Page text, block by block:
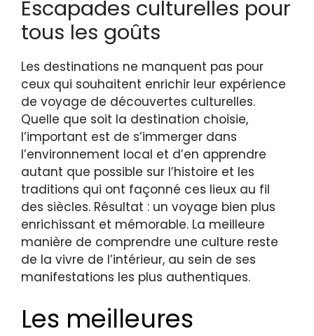
Escapades culturelles pour
tous les goûts
Les destinations ne manquent pas pour
ceux qui souhaitent enrichir leur expérience
de voyage de découvertes culturelles.
Quelle que soit la destination choisie,
l’important est de s’immerger dans
l’environnement local et d’en apprendre
autant que possible sur l’histoire et les
traditions qui ont façonné ces lieux au fil
des siècles. Résultat : un voyage bien plus
enrichissant et mémorable. La meilleure
manière de comprendre une culture reste
de la vivre de l’intérieur, au sein de ses
manifestations les plus authentiques.
Les meilleures